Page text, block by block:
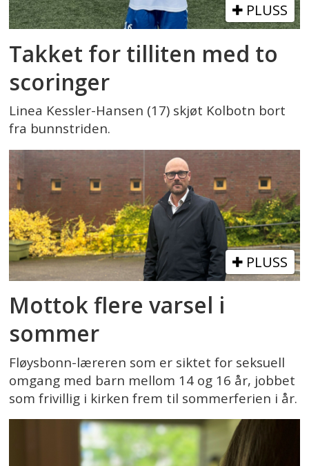
PLUSS
Takket for tilliten med to
scoringer
Linea Kessler-Hansen (17) skjøt Kolbotn bort
fra bunnstriden.
PLUSS
Mottok flere varsel i
sommer
Fløysbonn-læreren som er siktet for seksuell
omgang med barn mellom 14 og 16 år, jobbet
som frivillig i kirken frem til sommerferien i år.